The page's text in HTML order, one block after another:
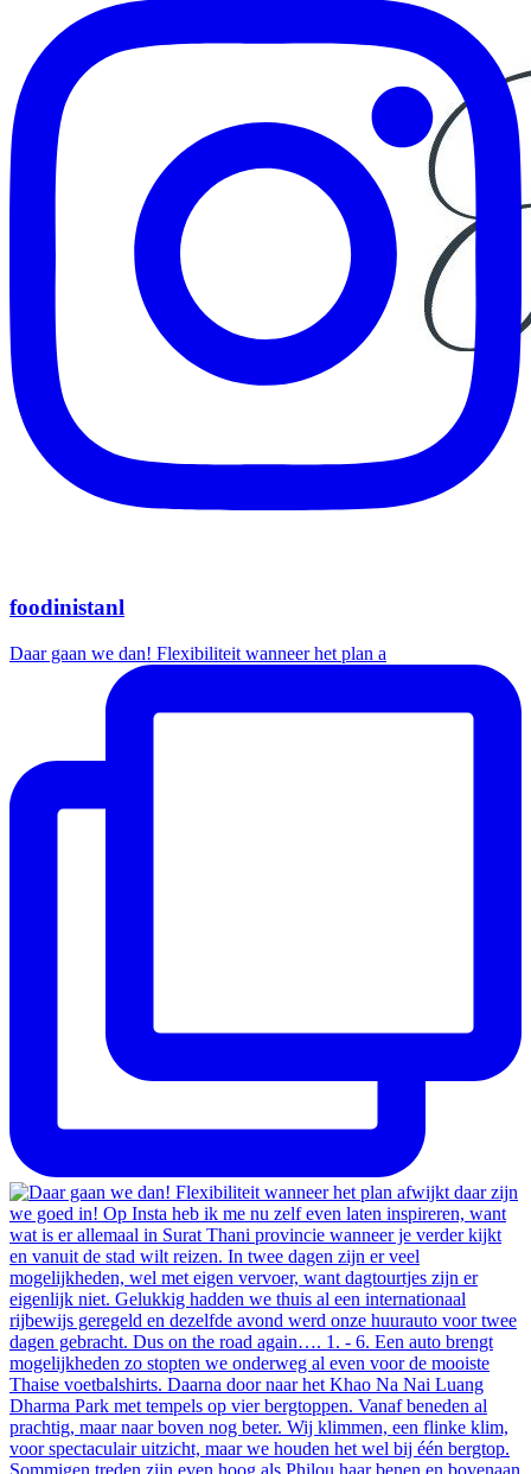
foodinistanl
Daar gaan we dan! Flexibiliteit wanneer het plan a